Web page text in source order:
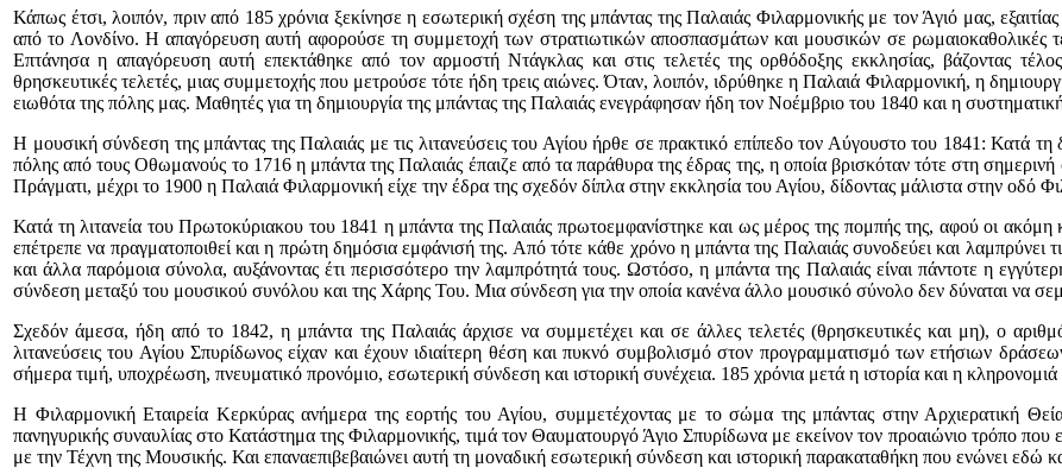
Κάπως έτσι, λοιπόν, πριν από 185 χρόνια ξεκίνησε η εσωτερική σχέση της μπάντας της Παλαιάς Φιλαρμονικής με τον Άγιό μας,
από το Λονδίνο. Η απαγόρευση αυτή αφορούσε τη συμμετοχή των στρατιωτικών αποσπασμάτων και μουσικών σε ρωμαιοκαθολικές
Επτάνησα η απαγόρευση αυτή επεκτάθηκε από τον αρμοστή Ντάγκλας και στις τελετές της ορθόδοξης εκκλησίας, βάζοντας
θρησκευτικές τελετές, μιας συμμετοχής που μετρούσε τότε ήδη τρεις αιώνες. Όταν, λοιπόν, ιδρύθηκε η Παλαιά Φιλαρμονική, η
ειωθότα της πόλης μας. Μαθητές για τη δημιουργία της μπάντας της Παλαιάς ενεγράφησαν ήδη τον Νοέμβριο του 1840 και η
Η μουσική σύνδεση της μπάντας της Παλαιάς με τις λιτανεύσεις του Αγίου ήρθε σε πρακτικό επίπεδο τον Αύγουστο του 1841: Κατά τη
πόλης από τους Οθωμανούς το 1716 η μπάντα της Παλαιάς έπαιζε από τα παράθυρα της έδρας της, η οποία βρισκόταν τότε στη
Πράγματι, μέχρι το 1900 η Παλαιά Φιλαρμονική είχε την έδρα της σχεδόν δίπλα στην εκκλησία του Αγίου, δίδοντας μάλιστα στην οδό
Κατά τη λιτανεία του Πρωτοκύριακου του 1841 η μπάντα της Παλαιάς πρωτοεμφανίστηκε και ως μέρος της πομπής της, αφού οι ακόμη
επέτρεπε να πραγματοποιθεί και η πρώτη δημόσια εμφάνισή της. Από τότε κάθε χρόνο η μπάντα της Παλαιάς συνοδεύει και λαμπρύνει
και άλλα παρόμοια σύνολα, αυξάνοντας έτι περισσότερο την λαμπρότητά τους. Ωστόσο, η μπάντα της Παλαιάς είναι πάντοτε η
σύνδεση μεταξύ του μουσικού συνόλου και της Χάρης Του. Μια σύνδεση για την οποία κανένα άλλο μουσικό σύνολο δεν δύναται να
Σχεδόν άμεσα, ήδη από το 1842, η μπάντα της Παλαιάς άρχισε να συμμετέχει και σε άλλες τελετές (θρησκευτικές και μη), ο
λιτανεύσεις του Αγίου Σπυρίδωνος είχαν και έχουν ιδιαίτερη θέση και πυκνό συμβολισμό στον προγραμματισμό των ετήσιων
σήμερα τιμή, υποχρέωση, πνευματικό προνόμιο, εσωτερική σύνδεση και ιστορική συνέχεια. 185 χρόνια μετά η ιστορία και η κληρονομιά
Η Φιλαρμονική Εταιρεία Κερκύρας ανήμερα της εορτής του Αγίου, συμμετέχοντας με το σώμα της μπάντας στην Αρχιερατική
πανηγυρικής συναυλίας στο Κατάστημα της Φιλαρμονικής, τιμά τον Θαυματουργό Άγιο Σπυρίδωνα με εκείνον τον προαιώνιο τρόπο
με την Τέχνη της Μουσικής. Και επαναεπιβεβαιώνει αυτή τη μοναδική εσωτερική σύνδεση και ιστορική παρακαταθήκη που ενώνει εδώ